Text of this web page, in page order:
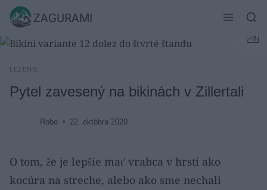
Skip
content
ZAGURAMI
LEZENIE
Pytel zavesený na bikinách v Zillertali
Robo 22. októbra 2020
O tom, že je lepšie mať vrabca v hrsti ako
kocúra na streche, alebo ako sme nechali